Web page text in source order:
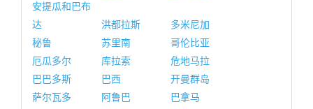
安提瓜和巴布
达
洪都拉斯
多米尼加
秘鲁
苏里南
哥伦比亚
厄瓜多尔
库拉索
危地马拉
巴巴多斯
巴西
开曼群岛
萨尔瓦多
阿鲁巴
巴拿马